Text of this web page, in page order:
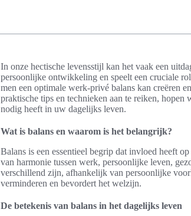
In onze hectische levensstijl kan het vaak een
persoonlijke ontwikkeling en speelt een cruciale
men een optimale werk-privé balans kan creëren
praktische tips en technieken aan te reiken,
nodig heeft in uw dagelijks leven.
Wat is balans en waarom is het belangrijk?
Balans is een essentieel begrip dat invloed heeft
van harmonie tussen werk, persoonlijke leven,
verschillend zijn, afhankelijk van persoonlijke
verminderen en bevordert het welzijn.
De betekenis van balans in het dagelijks leven